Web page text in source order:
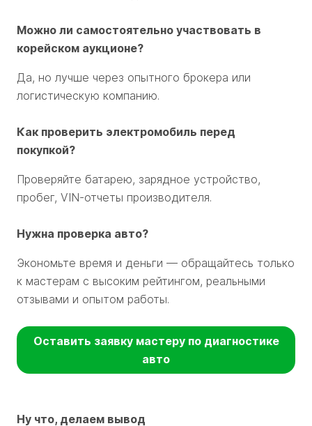
Можно ли самостоятельно участвовать в
корейском аукционе?
Да, но лучше через опытного брокера или
логистическую компанию.
Как проверить электромобиль перед
покупкой?
Проверяйте батарею, зарядное устройство,
пробег, VIN-отчеты производителя.
Нужна проверка авто?
Экономьте время и деньги — обращайтесь только
к мастерам с высоким рейтингом, реальными
отзывами и опытом работы.
Оставить заявку мастеру по диагностике
авто
Ну что, делаем вывод